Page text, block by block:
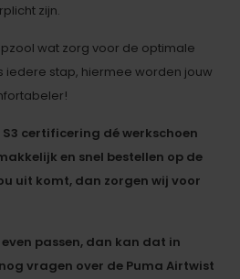
zijn.
wat zorg voor de optimale
stap, hiermee worden jouw
certificering dé werkschoen
en snel bestellen op de
uit komt, dan zorgen wij voor
passen, dan kan dat in
nog vragen over de Puma Airtwist